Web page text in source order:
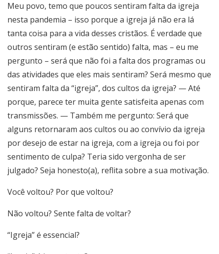
Meu povo, temo que poucos sentiram falta da igreja
nesta pandemia – isso porque a igreja já não era lá
tanta coisa para a vida desses cristãos. É verdade que
outros sentiram (e estão sentido) falta, mas – eu me
pergunto – será que não foi a falta dos programas ou
das atividades que eles mais sentiram? Será mesmo que
sentiram falta da “igreja”, dos cultos da igreja? — Até
porque, parece ter muita gente satisfeita apenas com
transmissões. — Também me pergunto: Será que
alguns retornaram aos cultos ou ao convívio da igreja
por desejo de estar na igreja, com a igreja ou foi por
sentimento de culpa? Teria sido vergonha de ser
julgado? Seja honesto(a), reflita sobre a sua motivação.
Você voltou? Por que voltou?
Não voltou? Sente falta de voltar?
“Igreja” é essencial?